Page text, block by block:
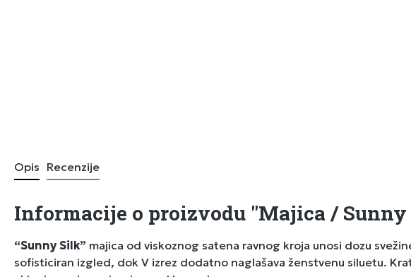
Opis Recenzije
Informacije o proizvodu "Majica /
“Sunny Silk” majica od viskoznog satena ravnog kroja unosi dozu
sofisticiran izgled, dok V izrez dodatno naglašava ženstvenu siluetu.